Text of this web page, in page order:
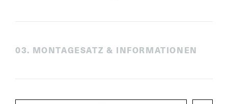
03. MONTAGESATZ & INFORMATIONEN